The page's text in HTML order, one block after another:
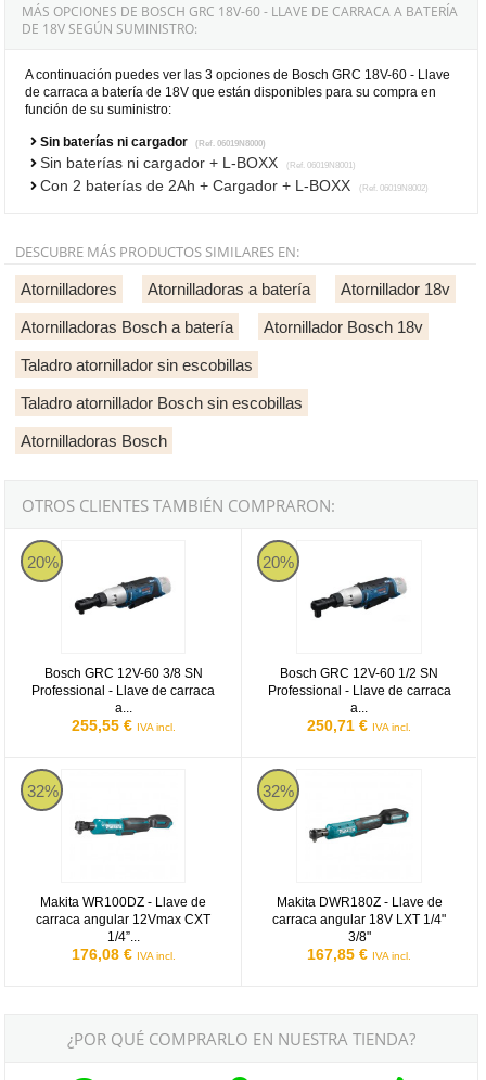
MÁS OPCIONES DE BOSCH GRC 18V-60 - LLAVE DE CARRACA A BATERÍA
DE 18V SEGÚN SUMINISTRO:
A continuación puedes ver las 3 opciones de Bosch GRC 18V-60 - Llave
de carraca a batería de 18V que están disponibles para su compra en
función de su suministro:
Sin baterías ni cargador (Ref. 06019N8000)
Sin baterías ni cargador + L-BOXX (Ref. 06019N8001)
Con 2 baterías de 2Ah + Cargador + L-BOXX (Ref. 06019N8002)
DESCUBRE MÁS PRODUCTOS SIMILARES EN:
Atornilladores Atornilladoras a batería Atornillador 18v
Atornilladoras Bosch a batería Atornillador Bosch 18v
Taladro atornillador sin escobillas
Taladro atornillador Bosch sin escobillas
Atornilladoras Bosch
OTROS CLIENTES TAMBIÉN COMPRARON:
20%
Bosch GRC 12V-60 3/8 SN
Professional - Llave de carraca
a...
255,55 € IVA incl.
Bosch GRC 12V-60 3/8 SN Professional - Llave de carraca a
20%
Bosch GRC 12V-60 1/2 SN
Professional - Llave de carraca
a...
250,71 € IVA incl.
Bosch GRC 12V-60 1/2 SN
32%
Makita WR100DZ - Llave de
carraca angular 12Vmax CXT
1/4”...
176,08 € IVA incl.
Makita WR100DZ - Llave de carraca angular 12Vmax CXT 1/4” 3/8”
32%
Makita DWR180Z - Llave de
carraca angular 18V LXT 1/4"
3/8"
167,85 € IVA incl.
Makita DWR180Z - Llave de
¿POR QUÉ COMPRARLO EN NUESTRA TIENDA?